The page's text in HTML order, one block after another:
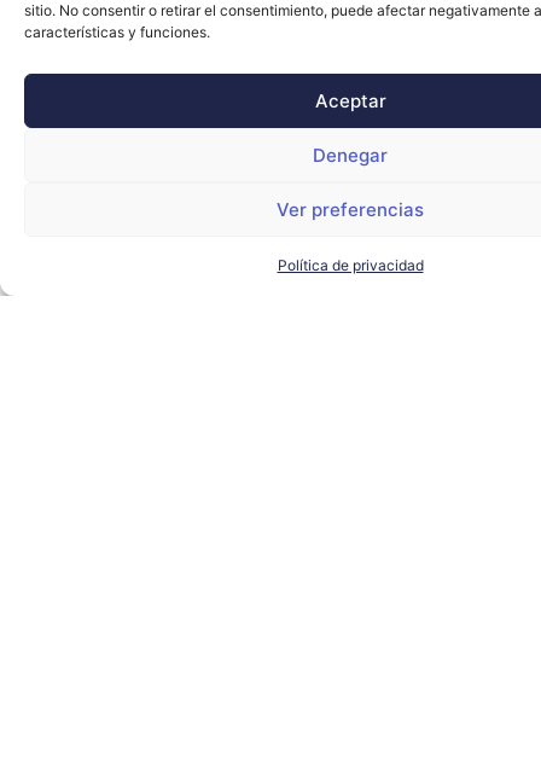
sitio. No consentir o retirar el consentimiento, puede afectar negativamente
características y funciones.
Aceptar
Denegar
Ver preferencias
Política de privacidad